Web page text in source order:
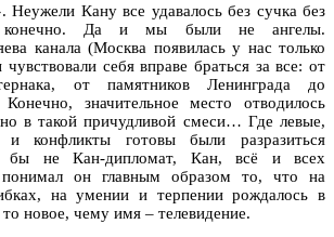
Неужели Кану все удавалось без сучка без
конечно. Да и мы были не ангелы.
канала (Москва появилась у нас только
себя вправе браться за все: от
от памятников Ленинграда до
значительное место отводилось
в такой причудливой смеси… Где левые,
готовы были разразиться
бы не Кан-дипломат, Кан, всё и всех
он главным образом то, что на
на умении и терпении рождалось в
новое, чему имя – телевидение.